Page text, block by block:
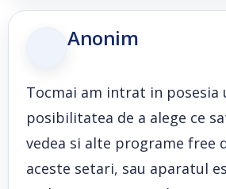
Anonim
Tocmai am intrat in posesia
posibilitatea de a alege ce
vedea si alte programe free
aceste setari, sau aparatul